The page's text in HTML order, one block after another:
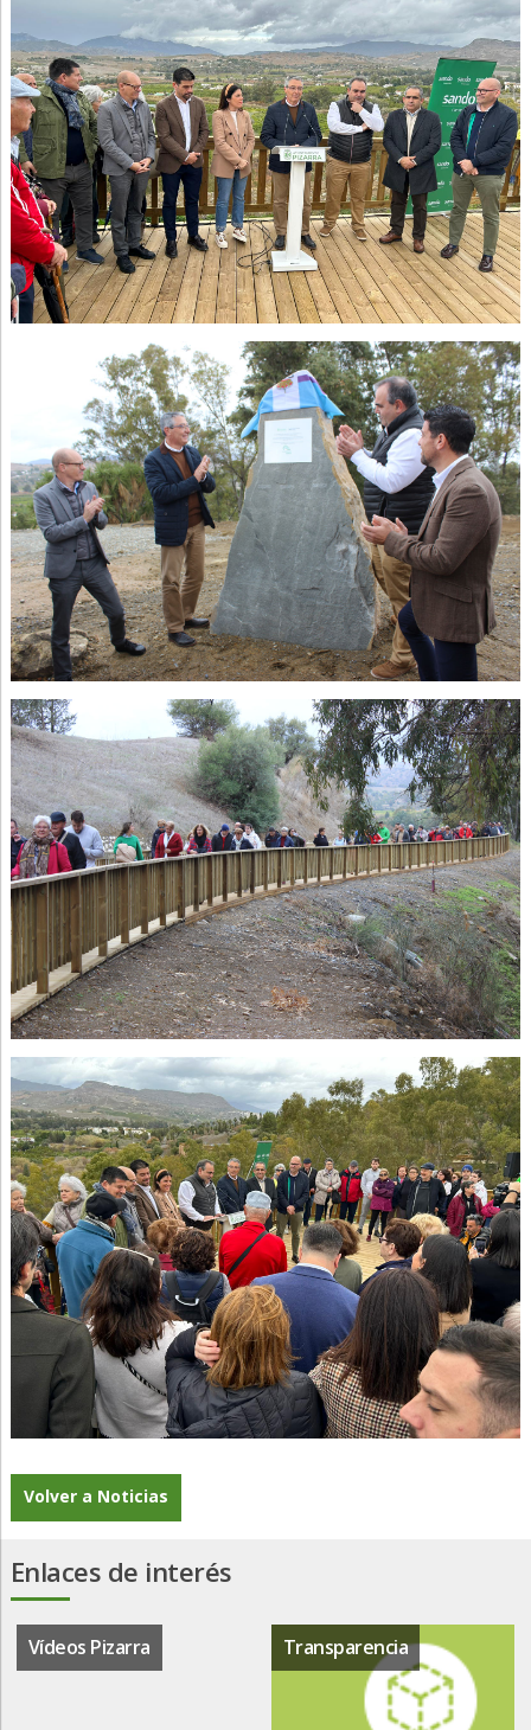
Volver a Noticias
Enlaces de interés
Vídeos Pizarra Transparencia